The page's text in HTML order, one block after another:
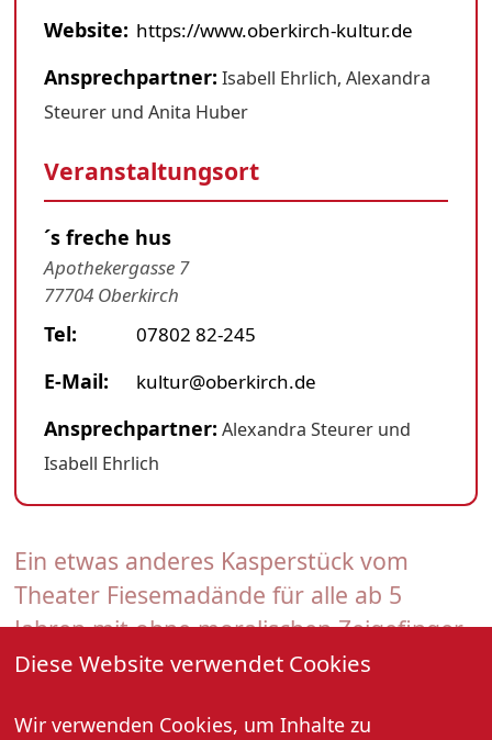
Diese Website verwendet Cookies
Wir verwenden Cookies, um Inhalte zu
Ein etwas anderes Kasperstück vom
Theater Fiesemadände für alle ab 5
Jahren mit ohne moralischen Zeigefinger.
(Da hat nämlich jemand draufgehauen!!!).
19. April 2026, 16:00 Uhr
Website: https://www.oberkirch-kultur.de
Ansprechpartner: Isabell Ehrlich, Alexandra
Steurer und Anita Huber
Veranstaltungsort
´s freche hus
Apothekergasse 7
77704 Oberkirch
Tel: 07802 82-245
E-Mail: kultur@oberkirch.de
Ansprechpartner: Alexandra Steurer und
Isabell Ehrlich